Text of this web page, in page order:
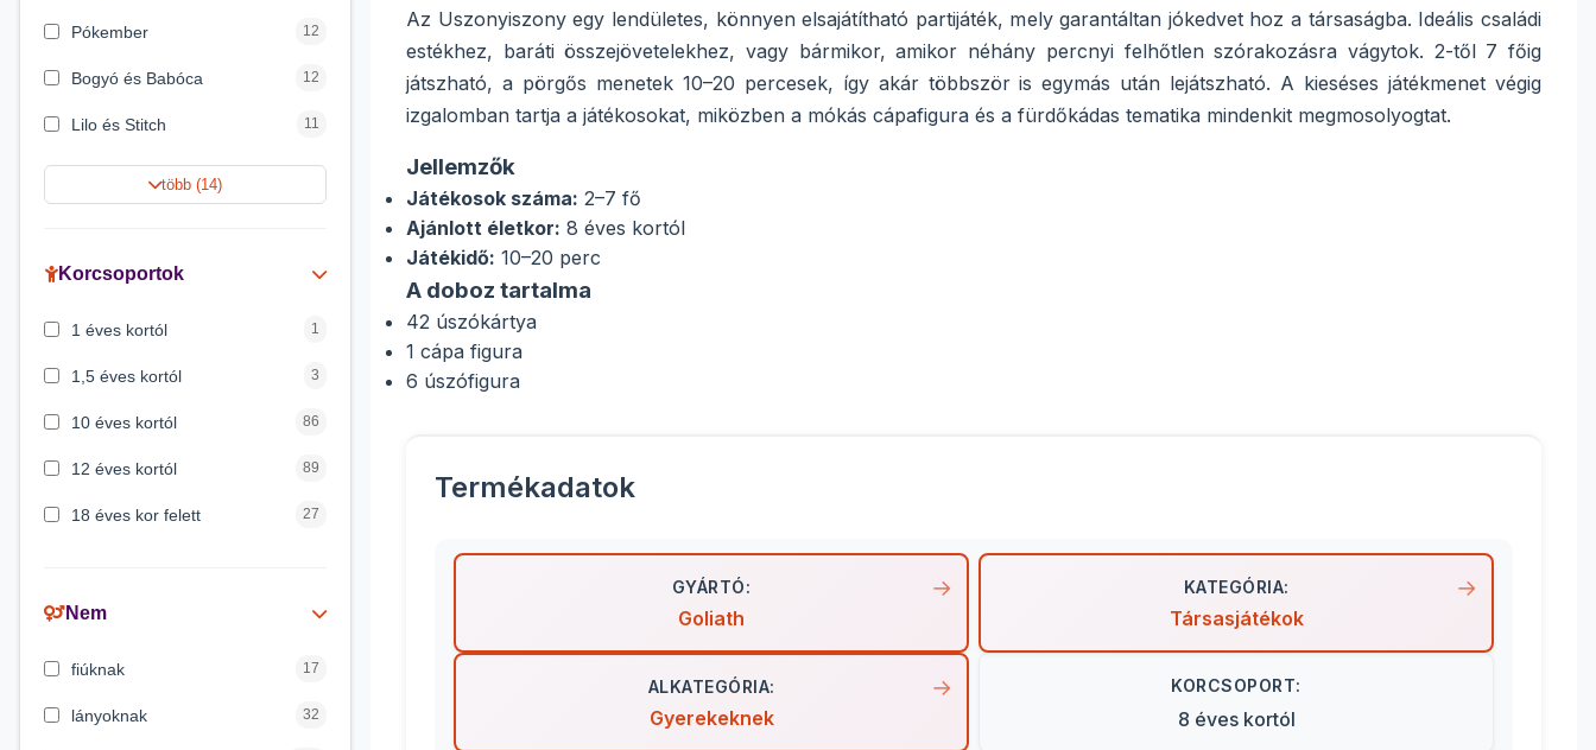
Pókember 12
Bogyó és Babóca 12
Lilo és Stitch 11
Harry Potter 9
Peppa malac
több (14)
Korcsoportok
1 éves kortól 1
1,5 éves kortól 3
10 éves kortól 86
12 éves kortól 89
18 éves kor felett 27
3 éves kortól 200
Nem
fiúknak 17
lányoknak 32
Az Uszonyiszony egy lendületes, könnyen elsajátítható partijáték, mely garantáltan jókedvet hoz a társaságba. Ideális családi
estékhez, baráti összejövetelekhez, vagy bármikor, amikor néhány percnyi felhőtlen szórakozásra vágytok. 2-től 7 főig
játszható, a pörgős menetek 10–20 percesek, így akár többször is egymás után lejátszható. A kieséses játékmenet végig
izgalomban tartja a játékosokat, miközben a mókás cápafigura és a fürdőkádas tematika mindenkit megmosolyogtat.
Jellemzők
Játékosok száma: 2–7 fő
Ajánlott életkor: 8 éves kortól
Játékidő: 10–20 perc
A doboz tartalma
42 úszókártya
1 cápa figura
6 úszófigura
Termékadatok
GYÁRTÓ:
Goliath
KATEGÓRIA:
Társasjátékok
ALKATEGÓRIA:
Gyerekeknek
KORCSOPORT:
8 éves kortól